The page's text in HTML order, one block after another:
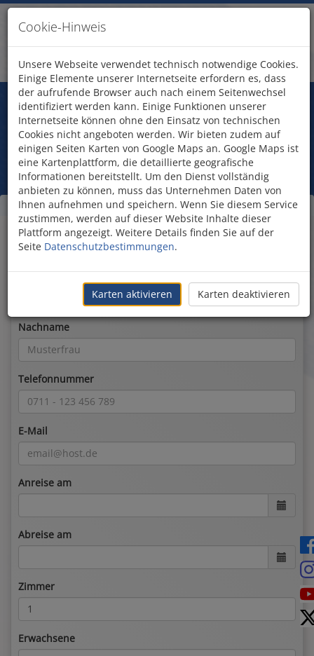
Unterkunft anfragen
Fragen?
Treten Sie mit uns in Kontakt!
Unterkunft Hotel
Americana anfragen
Unterkunft anfragen
Vorname
Nachname
Telefonnummer
E-Mail
Anreise am
Abreise am
Zimmer
Erwachsene
Cookie-Hinweis
Unsere Webseite verwendet technisch notwendige Cookies.
Einige Elemente unserer Internetseite erfordern es, dass
der aufrufende Browser auch nach einem Seitenwechsel
identifiziert werden kann. Einige Funktionen unserer
Internetseite können ohne den Einsatz von technischen
Cookies nicht angeboten werden. Wir bieten zudem auf
einigen Seiten Karten von Google Maps an. Google Maps ist
eine Kartenplattform, die detaillierte geografische
Informationen bereitstellt. Um den Dienst vollständig
anbieten zu können, muss das Unternehmen Daten von
Ihnen aufnehmen und speichern. Wenn Sie diesem Service
zustimmen, werden auf dieser Website Inhalte dieser
Plattform angezeigt. Weitere Details finden Sie auf der
Seite Datenschutzbestimmungen.
Karten deaktivieren
Karten aktivieren